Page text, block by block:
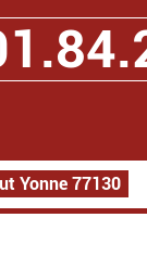
Yonne 77130